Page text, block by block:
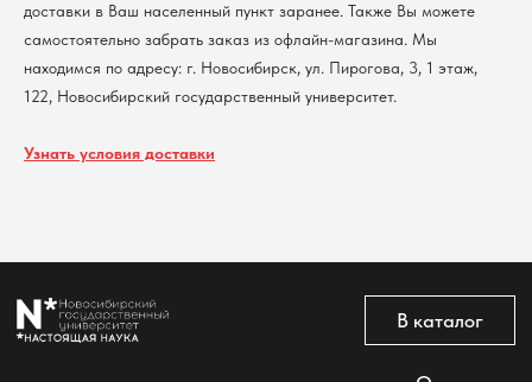
доставки в Ваш населенный пункт заранее. Также Вы можете
самостоятельно забрать заказ из офлайн-магазина. Мы
находимся по адресу: г. Новосибирск, ул. Пирогова, 3, 1 этаж,
122, Новосибирский государственный университет.
Узнать условия доставки